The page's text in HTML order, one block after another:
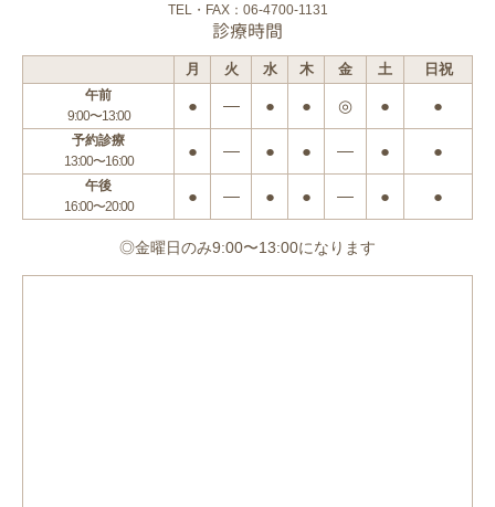
TEL・FAX：06-4700-1131
診療時間
月 火 水 木 金 土 日祝
午前
9:00〜13:00
● ― ● ● ◎ ● ●
予約診療
13:00〜16:00
● ― ● ● ― ● ●
午後
16:00〜20:00
● ― ● ● ― ● ●
◎金曜日のみ9:00〜13:00になります